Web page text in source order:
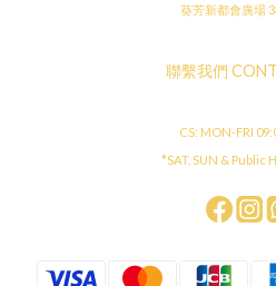
葵芳新都會廣場
聯繫我們
CS: MON-FRI
*SAT, SUN & Public